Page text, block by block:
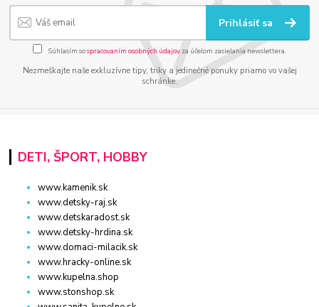
Prihlásiť sa
Súhlasím sospracovaním osobných údajov za účelom zasielania newslettera.
Nezmeškajte naše exkluzívne tipy, triky a jedinečné ponuky priamo vo vašej
schránke.
DETI, ŠPORT, HOBBY
www.kamenik.sk
www.detsky-raj.sk
www.detskaradost.sk
www.detsky-hrdina.sk
www.domaci-milacik.sk
www.hracky-online.sk
www.kupelna.shop
www.stonshop.sk